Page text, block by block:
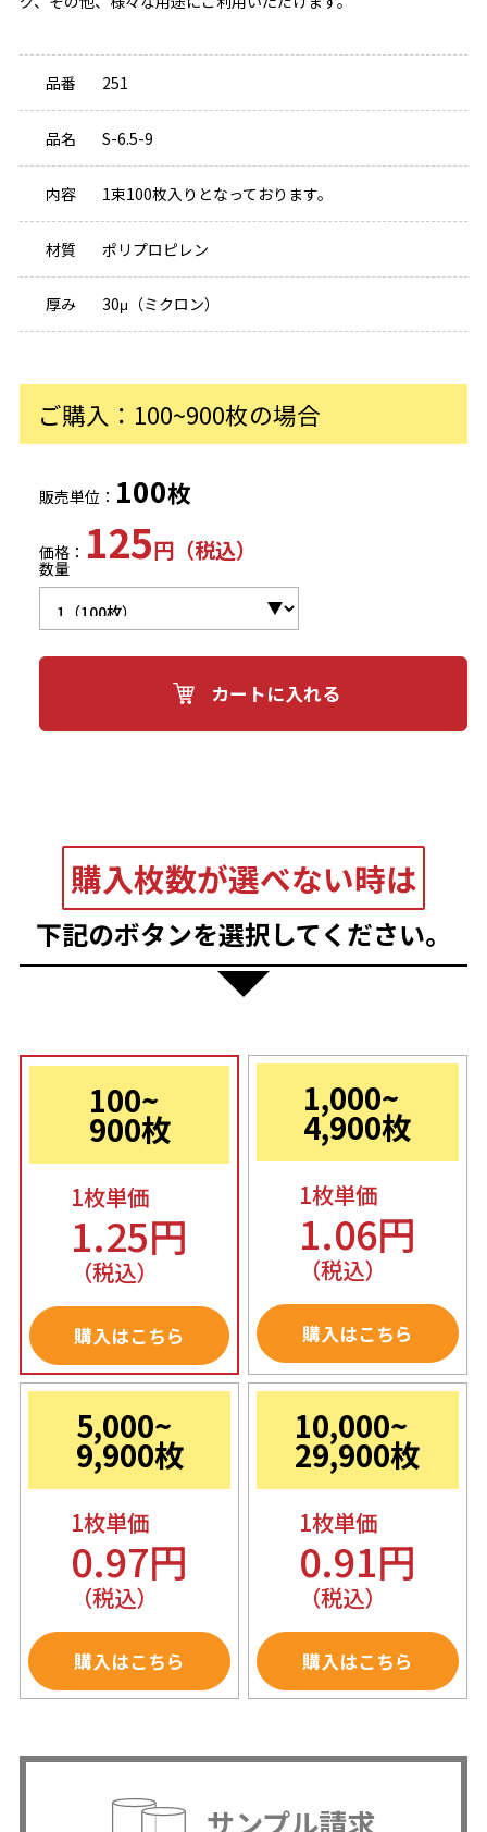
品番 251
品名 S-6.5-9
内容 1束100枚入りとなっております。
材質 ポリプロピレン
厚み 30μ（ミクロン）
ご購入：100~900枚の場合
販売単位： 100枚
価格： 125円（税込）
数量
カートに入れる
購入枚数が選べない時は
下記のボタンを選択してください。
100~
900枚
1枚単価
1.25円
（税込）
購入はこちら
1,000~
4,900枚
1枚単価
1.06円
（税込）
購入はこちら
5,000~
9,900枚
1枚単価
0.97円
（税込）
購入はこちら
10,000~
29,900枚
1枚単価
0.91円
（税込）
購入はこちら
サンプル請求